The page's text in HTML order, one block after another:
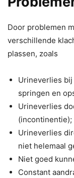
Door problemen
verschillende
plassen, zoals
Urineverlies
springen en
Urineverlies
(incontinentie);
Urineverlies
niet helemaal
Niet goed
Constant